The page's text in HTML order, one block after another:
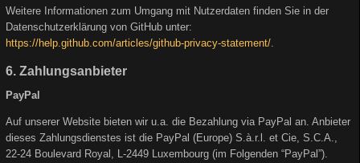
Weitere Informationen zum Umgang mit Nutzerdaten finden Sie in der
Datenschutzerklärung von GitHub unter:
https://help.github.com/articles/github-privacy-statement/
6. Zahlungsanbieter
PayPal
Auf unserer Website bieten wir u.a. die Bezahlung via PayPal an. Anbieter
dieses Zahlungsdienstes ist die PayPal (Europe) S.à.r.l. et Cie, S.C.A.,
22-24 Boulevard Royal, L-2449 Luxembourg (im Folgenden “PayPal”).